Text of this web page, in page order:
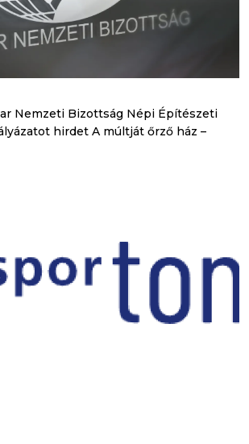
Nemzeti Bizottság Népi Építészeti
hirdet A múltját őrző ház –